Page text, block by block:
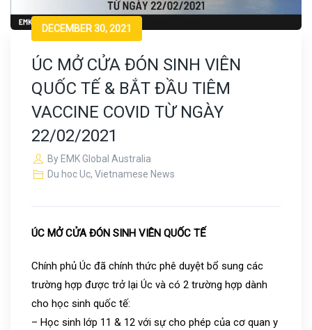
DECEMBER 30, 2021
ÚC MỞ CỬA ĐÓN SINH VIÊN
QUỐC TẾ & BẮT ĐẦU TIÊM
VACCINE COVID TỪ NGÀY
22/02/2021
By EMK Global Australia
Du hoc Uc, Vietnamese News
ÚC MỞ CỬA ĐÓN SINH VIÊN QUỐC TẾ
Chính phủ Úc đã chính thức phê duyệt bổ sung các
trường hợp được trở lại Úc và có 2 trường hợp dành
cho học sinh quốc tế:
– Học sinh lớp 11 & 12 với sự cho phép của cơ quan y